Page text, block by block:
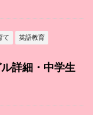
て 英語教育
詳細・中学生